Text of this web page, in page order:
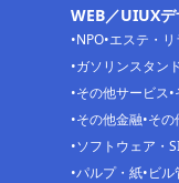
WEB／UIUX
NPO エステ・
ガソリンスタン
その他サービス
その他金融 その
ソフトウェア・
パルプ・紙 ビ